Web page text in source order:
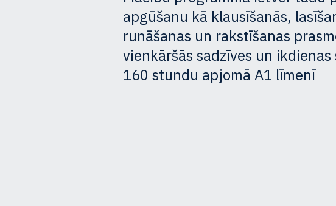
apgūšanu kā klausīšanās,
runāšanas un rakstīšanas
vienkāršās sadzīves un
160 stundu apjomā A1 līmenī